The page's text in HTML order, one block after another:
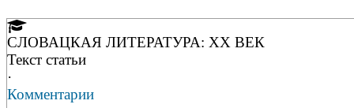
СЛОВАЦКАЯ ЛИТЕРАТУРА: XX ВЕК
Текст статьи
·
Комментарии